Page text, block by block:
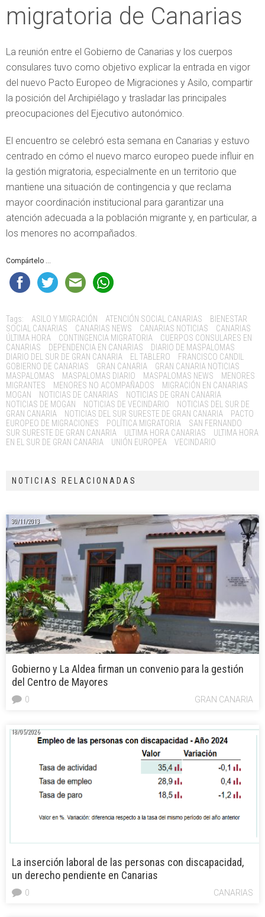
migratoria de Canarias
La reunión entre el Gobierno de Canarias y los cuerpos
consulares tuvo como objetivo explicar la entrada en vigor
del nuevo Pacto Europeo de Migraciones y Asilo, compartir
la posición del Archipiélago y trasladar las principales
preocupaciones del Ejecutivo autonómico.
El encuentro se celebró esta semana en Canarias y estuvo
centrado en cómo el nuevo marco europeo puede influir en
la gestión migratoria, especialmente en un territorio que
mantiene una situación de contingencia y que reclama
mayor coordinación institucional para garantizar una
atención adecuada a la población migrante y, en particular, a
los menores no acompañados.
Compártelo ...
Tags: ASILO Y MIGRACIÓN ATENCIÓN SOCIAL CANARIAS
BIENESTAR
SOCIAL CANARIAS
CANARIAS NEWS CANARIAS NOTICIAS
CANARIAS
ÚLTIMA HORA
CONTINGENCIA MIGRATORIA
CUERPOS CONSULARES EN
CANARIAS
DEPENDENCIA EN CANARIAS
DIARIO DE MASPALOMAS
DIARIO DEL SUR DE GRAN CANARIA
EL TABLERO
FRANCISCO CANDIL
GOBIERNO DE CANARIAS
GRAN CANARIA
GRAN CANARIA NOTICIAS
MASPALOMAS
MASPALOMAS DIARIO MASPALOMAS NEWS
MENORES
MIGRANTES
MENORES NO ACOMPAÑADOS
MIGRACIÓN EN CANARIAS
MOGAN
NOTICIAS DE CANARIAS
NOTICIAS DE GRAN CANARIA
NOTICIAS DE MOGAN
NOTICIAS DE VECINDARIO
NOTICIAS DEL SUR DE
GRAN CANARIA
NOTICIAS DEL SUR SURESTE DE GRAN CANARIA
PACTO
EUROPEO DE MIGRACIONES
POLÍTICA MIGRATORIA
SAN FERNANDO
SUR SURESTE DE GRAN CANARIA
ULTIMA HORA CANARIAS
ULTIMA HORA
EN EL SUR DE GRAN CANARIA
UNIÓN EUROPEA VECINDARIO
NOTICIAS RELACIONADAS
30/11/2013
Gobierno y La Aldea firman un convenio para la gestión
del Centro de Mayores
GRAN CANARIA
0
18/05/2026
La inserción laboral de las personas con discapacidad,
un derecho pendiente en Canarias
CANARIAS
0